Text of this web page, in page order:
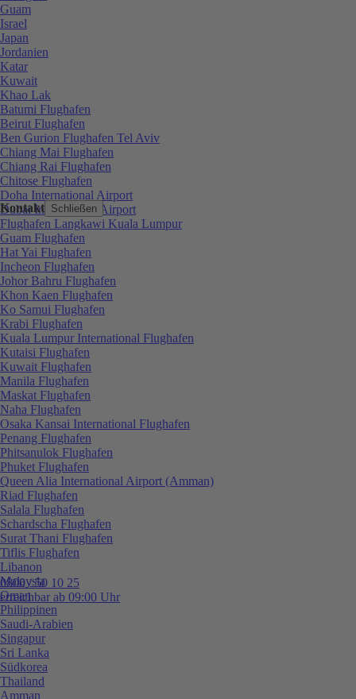
Kontakt Schließen
0800 / 50 10 25
erreichbar ab 09:00 Uhr
Guam
Israel
Japan
Jordanien
Katar
Kuwait
Khao Lak
Batumi Flughafen
Beirut Flughafen
Ben Gurion Flughafen Tel Aviv
Chiang Mai Flughafen
Chiang Rai Flughafen
Chitose Flughafen
Doha International Airport
Dubai International Airport
Flughafen Langkawi Kuala Lumpur
Guam Flughafen
Hat Yai Flughafen
Incheon Flughafen
Johor Bahru Flughafen
Khon Kaen Flughafen
Ko Samui Flughafen
Krabi Flughafen
Kuala Lumpur International Flughafen
Kutaisi Flughafen
Kuwait Flughafen
Manila Flughafen
Maskat Flughafen
Naha Flughafen
Osaka Kansai International Flughafen
Penang Flughafen
Phitsanulok Flughafen
Phuket Flughafen
Queen Alia International Airport (Amman)
Riad Flughafen
Salala Flughafen
Schardscha Flughafen
Surat Thani Flughafen
Tiflis Flughafen
Libanon
Malaysia
Oman
Philippinen
Saudi-Arabien
Singapur
Sri Lanka
Südkorea
Thailand
Amman